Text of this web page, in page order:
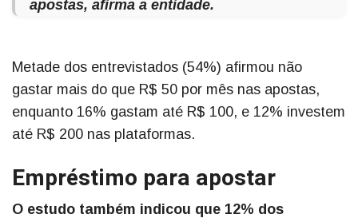
apostas, afirma a entidade.
Metade dos entrevistados (54%) afirmou não
gastar mais do que R$ 50 por mês nas apostas,
enquanto 16% gastam até R$ 100, e 12% investem
até R$ 200 nas plataformas.
Empréstimo para apostar
O estudo também indicou que 12% dos